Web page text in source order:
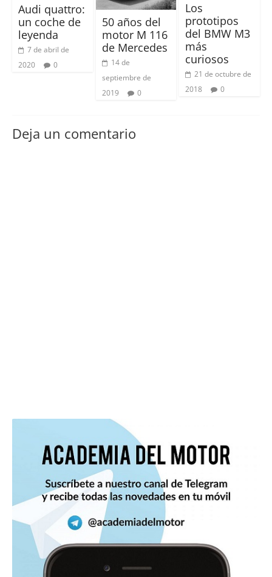
Audi quattro:
un coche de
leyenda
7 de abril de
2020
0
50 años del
motor M 116
de Mercedes
14 de
septiembre de
2019
0
Los
prototipos
del BMW M3
más
curiosos
21 de octubre de
2018
0
Deja un comentario